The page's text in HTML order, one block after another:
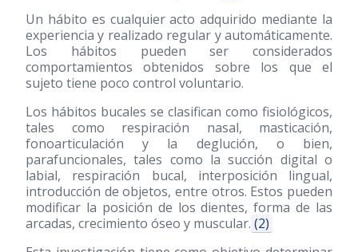
Un hábito es cualquier acto adquirido mediante la
experiencia y realizado regular y automáticamente.
Los hábitos pueden ser considerados
comportamientos obtenidos sobre los que el
sujeto tiene poco control voluntario.
Los hábitos bucales se clasifican como fisiológicos,
tales como respiración nasal, masticación,
fonoarticulación y la deglución, o bien,
parafuncionales, tales como la succión digital o
labial, respiración bucal, interposición lingual,
introducción de objetos, entre otros. Estos pueden
modificar la posición de los dientes, forma de las
arcadas, crecimiento óseo y muscular. (2)